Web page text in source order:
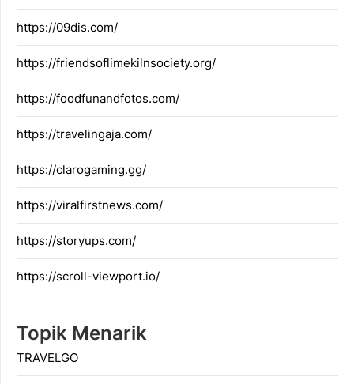
https://09dis.com/
https://friendsoflimekilnsociety.org/
https://foodfunandfotos.com/
https://travelingaja.com/
https://clarogaming.gg/
https://viralfirstnews.com/
https://storyups.com/
https://scroll-viewport.io/
Topik Menarik
TRAVELGO